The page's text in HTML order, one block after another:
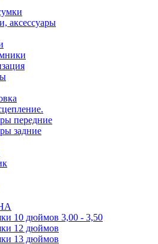
аксессуары
передние
задние
10 дюймов 3,00 - 3,50
12 дюймов
13 дюймов